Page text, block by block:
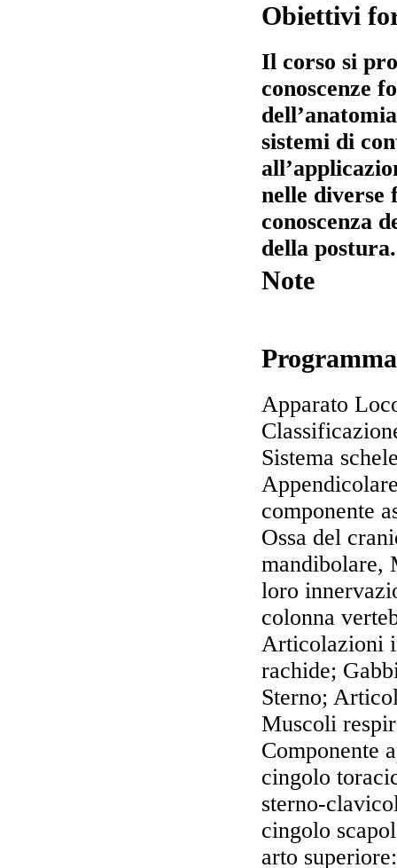
Obiettivi
Il corso si
conoscenze
sistemi di
nelle diverse
conoscenza
della postura.
Note
Programma
Apparato
Sistema
componente
Ossa del
mandibolare,
loro
colonna
Articolazioni
rachide;
Sterno;
Muscoli
Componente
cingolo
sterno-
cingolo
arto